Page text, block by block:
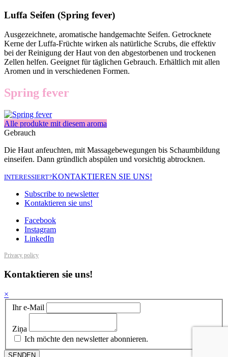
Luffa Seifen (Spring fever)
Ausgezeichnete, aromatische handgemachte Seifen. Getrocknete
Kerne der Luffa-Früchte wirken als natürliche Scrubs, die effektiv
bei der Reinigung der Haut von den abgestorbenen und trockenen
Zellen helfen. Geeignet für täglichen Gebrauch. Erhältlich mit allen
Aromen und in verschiedenen Formen.
Spring fever
Alle produkte mit diesem aroma
Gebrauch
Die Haut anfeuchten, mit Massagebewegungen bis Schaumbildung
einseifen. Dann gründlich abspülen und vorsichtig abtrocknen.
INTERESSIERT?KONTAKTIEREN SIE UNS!
Subscribe to newsletter
Kontaktieren sie uns!
Facebook
Instagram
LinkedIn
Privacy policy
Kontaktieren sie uns!
×
Ihr e-Mail
Ziņa
Ich möchte den newsletter abonnieren.